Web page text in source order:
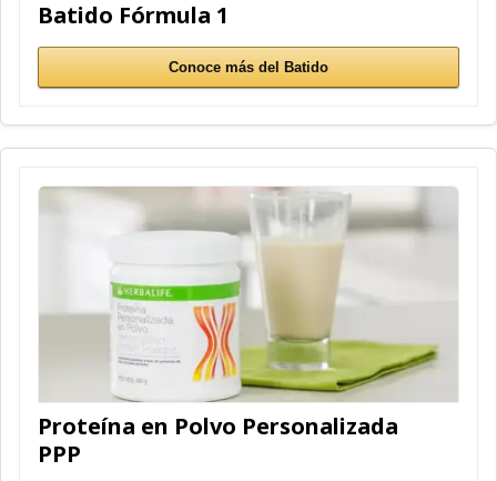
Batido Fórmula 1
Conoce más del Batido
Proteína en Polvo Personalizada
PPP